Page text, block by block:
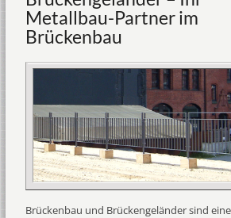
Metallbau-Partner im
Brückenbau
Brückenbau und Brückengeländer sind